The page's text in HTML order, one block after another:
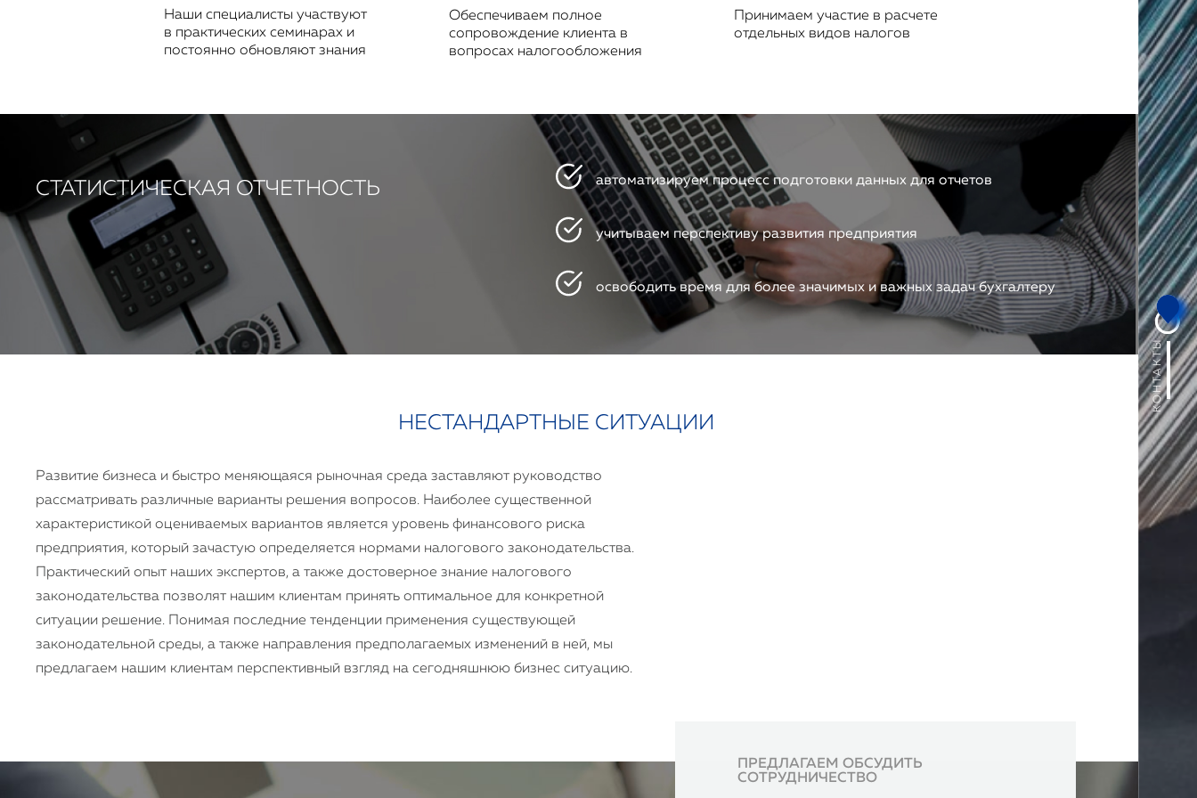
Наши специалисты участвуют
в практических семинарах и
постоянно обновляют знания
Обеспечиваем полное
сопровождение клиента в
вопросах налогообложения
Принимаем участие в расчете
отдельных видов налогов
СТАТИСТИЧЕСКАЯ ОТЧЕТНОСТЬ автоматизируем процесс подготовки данных для отчетов
учитываем перспективу развития предприятия
освободить время для более значимых и важных задач бухгалтеру
НЕСТАНДАРТНЫЕ СИТУАЦИИ
Развитие бизнеса и быстро меняющаяся рыночная среда заставляют руководство
рассматривать различные варианты решения вопросов. Наиболее существенной
характеристикой оцениваемых вариантов является уровень финансового риска
предприятия, который зачастую определяется нормами налогового законодательства.
Практический опыт наших экспертов, а также достоверное знание налогового
законодательства позволят нашим клиентам принять оптимальное для конкретной
ситуации решение. Понимая последние тенденции применения существующей
законодательной среды, а также направления предполагаемых изменений в ней, мы
предлагаем нашим клиентам перспективный взгляд на сегодняшнюю бизнес ситуацию.
ПРЕДЛАГАЕМ ОБСУДИТЬ
СОТРУДНИЧЕСТВО
КОНТАКТЫ